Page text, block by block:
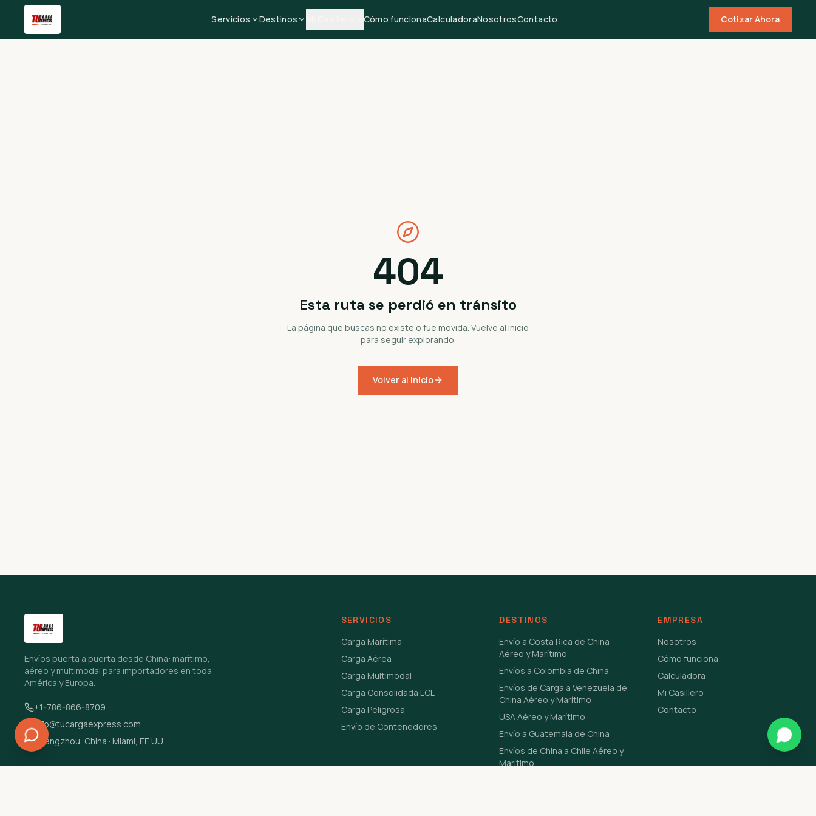
Servicios Destinos Cómo funcionaCalculadoraNosotrosContacto Cotizar Ahora
404
Esta ruta se perdió en tránsito
La página que buscas no existe o fue movida. Vuelve al inicio
para seguir explorando.
Volver al inicio
Envíos puerta a puerta desde China: marítimo,
aéreo y multimodal para importadores en toda
América y Europa.
+1-786-866-8709
info@tucargaexpress.com
Guangzhou, China · Miami, EE.UU.
SERVICIOS
Carga Marítima
Carga Aérea
Carga Multimodal
Carga Consolidada LCL
Carga Peligrosa
Envío de Contenedores
DESTINOS
Envío a Costa Rica de China
Aéreo y Marítimo
Envíos a Colombia de China
Envíos de Carga a Venezuela de
China Aéreo y Marítimo
USA Aéreo y Marítimo
Envío a Guatemala de China
Envíos de China a Chile Aéreo y
Marítimo
EMPRESA
Nosotros
Cómo funciona
Calculadora
Mi Casillero
Contacto